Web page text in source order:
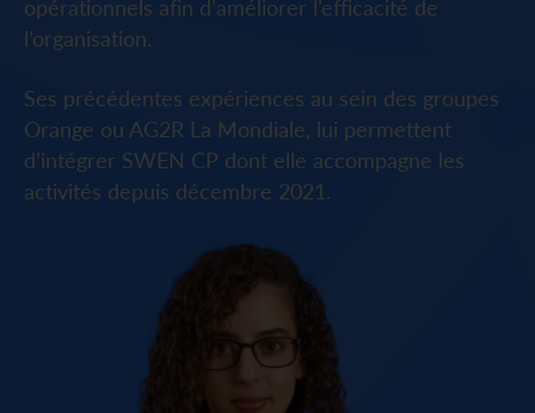
opérationnels afin d’améliorer l’efficacité de
l’organisation.
Ses précédentes expériences au sein des groupes
Orange ou AG2R La Mondiale, lui permettent
d’intégrer SWEN CP dont elle accompagne les
activités depuis décembre 2021.